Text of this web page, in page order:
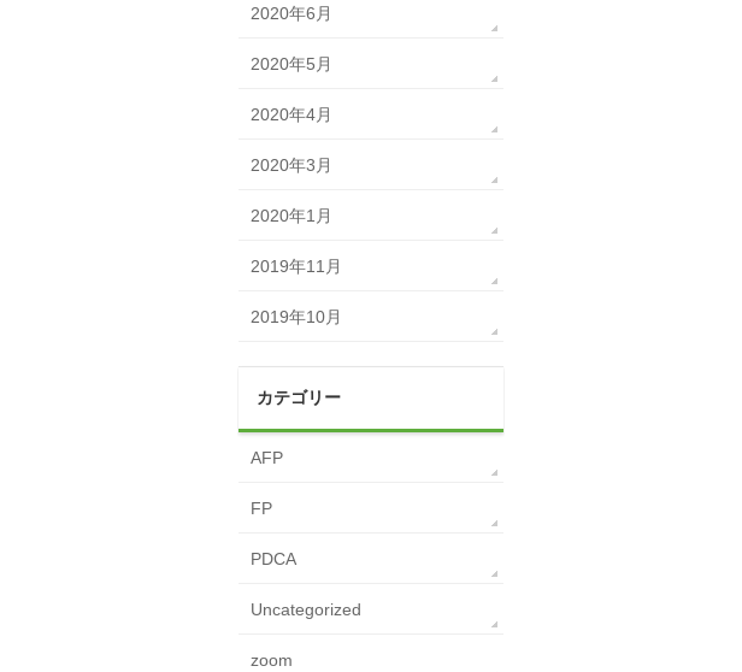
2020年6月
2020年5月
2020年4月
2020年3月
2020年1月
2019年11月
2019年10月
カテゴリー
AFP
FP
PDCA
Uncategorized
zoom